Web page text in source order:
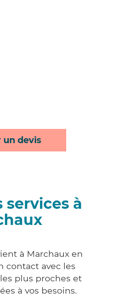
un devis
services à
à Marchaux en
contact avec les
plus proches et
à vos besoins.